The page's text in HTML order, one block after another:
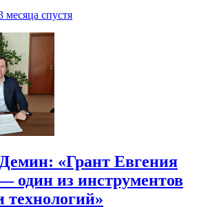
месяца спустя
«Грант Евгения
один из инструментов
технологий»